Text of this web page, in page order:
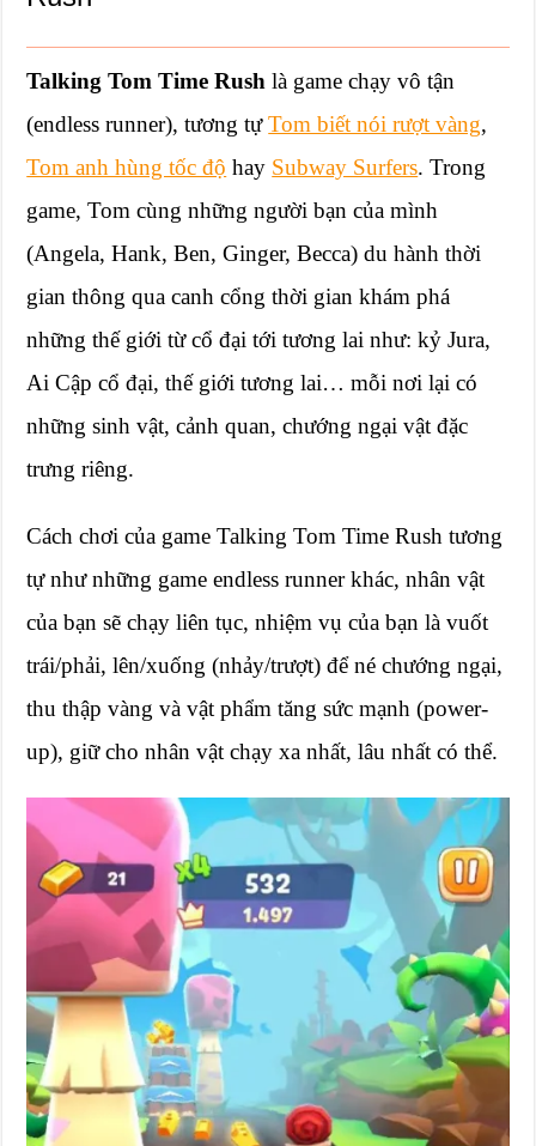
Talking Tom Time Rush là game chạy vô tận
(endless runner), tương tựTom biết nói rượt vàng,
Tom anh hùng tốc độ hay Subway Surfers. Trong
game, Tom cùng những người bạn của mình
(Angela, Hank, Ben, Ginger, Becca) du hành thời
gian thông qua canh cổng thời gian khám phá
những thế giới từ cổ đại tới tương lai như: kỷ Jura,
Ai Cập cổ đại, thế giới tương lai… mỗi nơi lại có
những sinh vật, cảnh quan, chướng ngại vật đặc
trưng riêng.
Cách chơi của game Talking Tom Time Rush tương
tự như những game endless runner khác, nhân vật
của bạn sẽ chạy liên tục, nhiệm vụ của bạn là vuốt
trái/phải, lên/xuống (nhảy/trượt) để né chướng ngại,
thu thập vàng và vật phẩm tăng sức mạnh (power-
up), giữ cho nhân vật chạy xa nhất, lâu nhất có thể.